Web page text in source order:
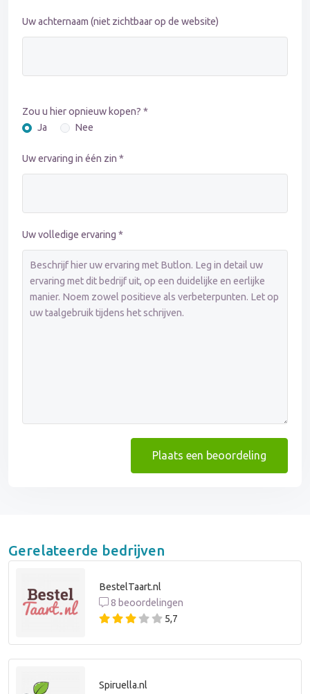
Uw achternaam (niet zichtbaar op de website)
Zou u hier opnieuw kopen? *
Ja
Nee
Uw ervaring in één zin *
Uw volledige ervaring *
Plaats een beoordeling
Gerelateerde bedrijven
BestelTaart.nl
8 beoordelingen
5,7
Spiruella.nl